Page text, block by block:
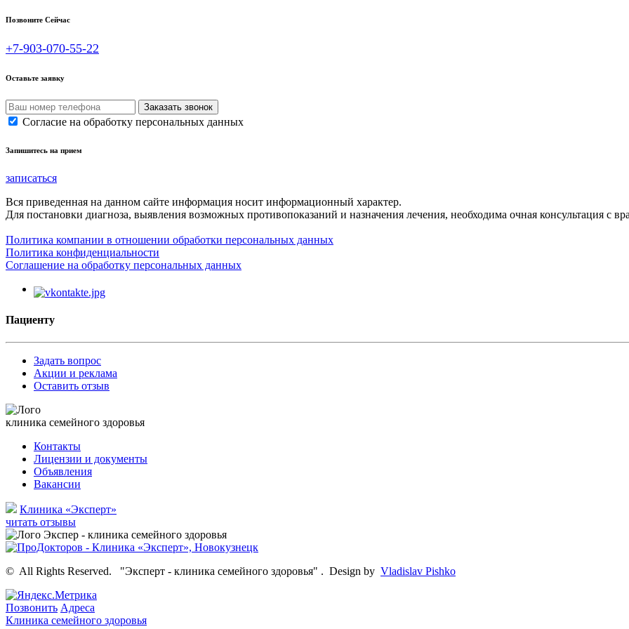
Позвоните Сейчас
+7-903-070-55-22
Оставьте заявку
Согласие на обработку персональных данных
Запишитесь на прием
записаться
Вся приведенная на данном сайте информация носит информационный характер.
Для постановки диагноза, выявления возможных противопоказаний и назначения лечения, необходима очная консультация с
Политика компании в отношении обработки персональных данных
Политика конфиденциальности
Соглашение на обработку персональных данных
Пациенту
Задать вопрос
Акции и реклама
Оставить отзыв
клиника семейного здоровья
Контакты
Лицензии и документы
Объявления
Вакансии
Клиника «Эксперт»
читать отзывы
© All Rights Reserved. "Эксперт - клиника семейного здоровья" . Design by Vladislav Pishko
Позвонить Адреса
Клиника семейного здоровья